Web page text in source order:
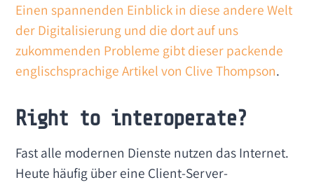
Einen spannenden Einblick in diese andere Welt
der Digitalisierung und die dort auf uns
zukommenden Probleme gibt dieser packende
englischsprachige Artikel von Clive Thompson.
Right to interoperate?
Fast alle modernen Dienste nutzen das Internet.
Heute häufig über eine Client-Server-